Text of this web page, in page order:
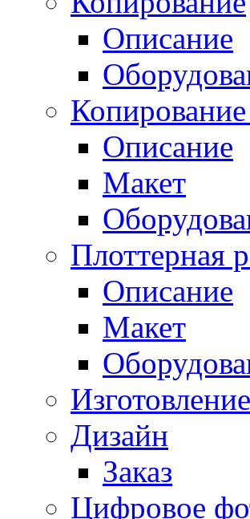
Описание
Описание
Макет
Плоттерная
Описание
Макет
Дизайн
Заказ
Цифровое